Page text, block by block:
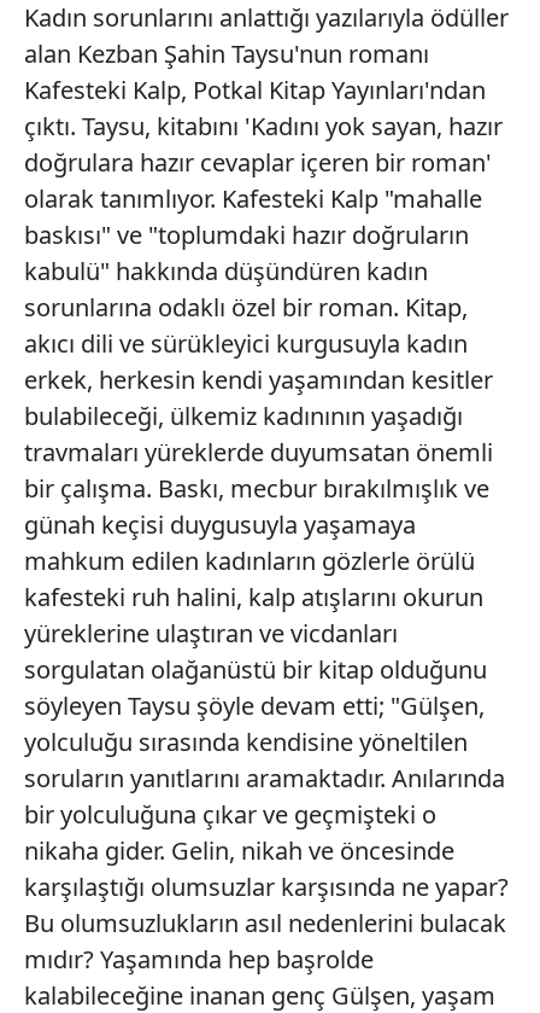
Kadın sorunlarını anlattığı yazılarıyla ödüller
alan Kezban Şahin Taysu'nun romanı
Kafesteki Kalp, Potkal Kitap Yayınları'ndan
çıktı. Taysu, kitabını 'Kadını yok sayan, hazır
doğrulara hazır cevaplar içeren bir roman'
olarak tanımlıyor. Kafesteki Kalp "mahalle
baskısı" ve "toplumdaki hazır doğruların
kabulü" hakkında düşündüren kadın
sorunlarına odaklı özel bir roman. Kitap,
akıcı dili ve sürükleyici kurgusuyla kadın
erkek, herkesin kendi yaşamından kesitler
bulabileceği, ülkemiz kadınının yaşadığı
travmaları yüreklerde duyumsatan önemli
bir çalışma. Baskı, mecbur bırakılmışlık ve
günah keçisi duygusuyla yaşamaya
mahkum edilen kadınların gözlerle örülü
kafesteki ruh halini, kalp atışlarını okurun
yüreklerine ulaştıran ve vicdanları
sorgulatan olağanüstü bir kitap olduğunu
söyleyen Taysu şöyle devam etti; "Gülşen,
yolculuğu sırasında kendisine yöneltilen
soruların yanıtlarını aramaktadır. Anılarında
bir yolculuğuna çıkar ve geçmişteki o
nikaha gider. Gelin, nikah ve öncesinde
karşılaştığı olumsuzlar karşısında ne yapar?
Bu olumsuzlukların asıl nedenlerini bulacak
mıdır? Yaşamında hep başrolde
kalabileceğine inanan genç Gülşen, yaşam